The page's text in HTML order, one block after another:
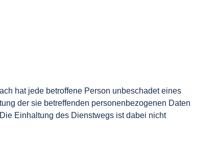
hat jede betroffene Person unbeschadet eines
der sie betreffenden personenbezogenen Daten
Einhaltung des Dienstwegs ist dabei nicht